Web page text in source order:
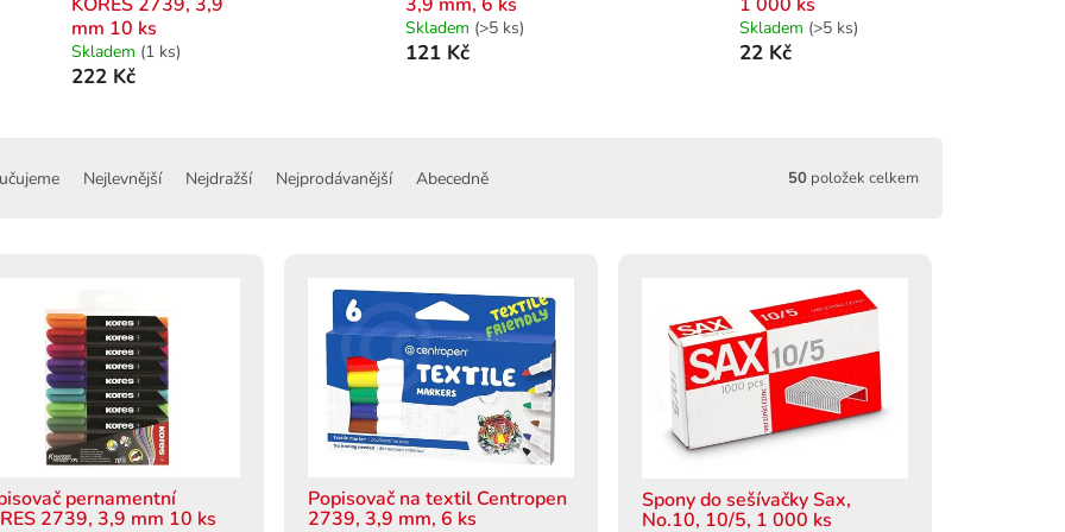
KORES 2739, 3,9
mm 10 ks
Skladem (1 ks)
222 Kč
3,9 mm, 6 ks
Skladem (>5 ks)
121 Kč
1 000 ks
Skladem (>5 ks)
22 Kč
Nejlevnější Nejdražší Nejprodávanější Abecedně 50 položek celkem
pernamentní
2739, 3,9 mm 10 ks
Popisovač na textil Centropen
2739, 3,9 mm, 6 ks
Spony do sešívačky Sax,
No.10, 10/5, 1 000 ks